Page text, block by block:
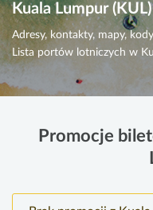
Kuala Lumpur (KUL)
Adresy, kontakty, mapy,
Lista portów lotniczych w
Promocje